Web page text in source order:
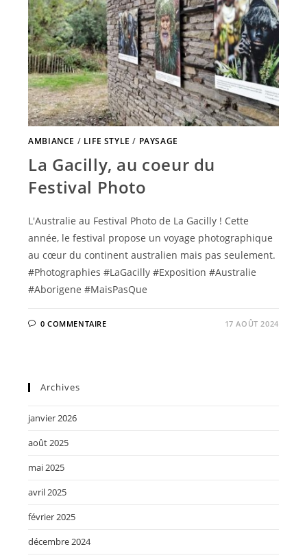
AMBIANCE / LIFE STYLE / PAYSAGE
La Gacilly, au coeur du
Festival Photo
L'Australie au Festival Photo de La Gacilly ! Cette
année, le festival propose un voyage photographique
au cœur du continent australien mais pas seulement.
#Photographies #LaGacilly #Exposition #Australie
#Aborigene #MaisPasQue
0 COMMENTAIRE 17 AOÛT 2024
Archives
janvier 2026
août 2025
mai 2025
avril 2025
février 2025
décembre 2024